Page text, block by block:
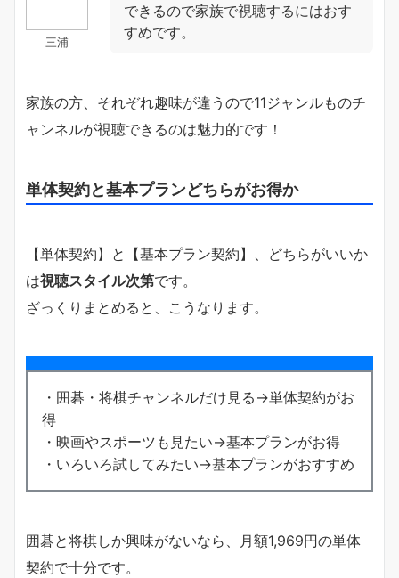
三浦
できるので家族で視聴するにはおす
すめです。
家族の方、それぞれ趣味が違うので11ジャンルものチ
ャンネルが視聴できるのは魅力的です！
単体契約と基本プランどちらがお得か
【単体契約】と【基本プラン契約】、どちらがいいか
は視聴スタイル次第です。
ざっくりまとめると、こうなります。
・囲碁・将棋チャンネルだけ見る→単体契約がお
得
・映画やスポーツも見たい→基本プランがお得
・いろいろ試してみたい→基本プランがおすすめ
囲碁と将棋しか興味がないなら、月額1,969円の単体
契約で十分です。